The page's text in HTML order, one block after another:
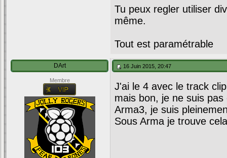
Tu peux regler utiliser
même.
Tout est paramétrable
DArt
Membre
16 Juin 2015, 20:47
J'ai le 4 avec le track
mais bon, je ne suis
Arma3, je suis
Sous Arma je trouve